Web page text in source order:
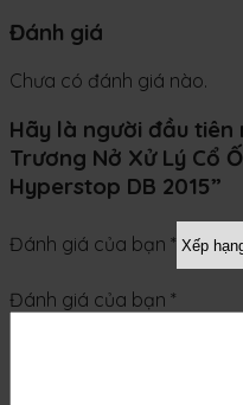
Đánh giá
Chưa có đánh giá nào.
Hãy là người đầu tiên
Trương Nở Xử Lý Cổ
Hyperstop DB 2015”
Đánh giá của bạn *
Đánh giá của bạn *